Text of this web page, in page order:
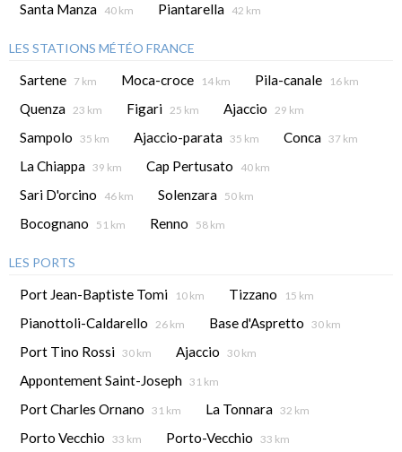
Santa Manza 40 km Piantarella 42 km
LES STATIONS MÉTÉO FRANCE
Sartene 7 km Moca-croce 14 km Pila-canale 16 km
Quenza 23 km Figari 25 km Ajaccio 29 km
Sampolo 35 km Ajaccio-parata 35 km Conca 37 km
La Chiappa 39 km Cap Pertusato 40 km
Sari D'orcino 46 km Solenzara 50 km
Bocognano 51 km Renno 58 km
LES PORTS
Port Jean-Baptiste Tomi 10 km Tizzano 15 km
Pianottoli-Caldarello 26 km Base d'Aspretto 30 km
Port Tino Rossi 30 km Ajaccio 30 km
Appontement Saint-Joseph 31 km
Port Charles Ornano 31 km La Tonnara 32 km
Porto Vecchio 33 km Porto-Vecchio 33 km